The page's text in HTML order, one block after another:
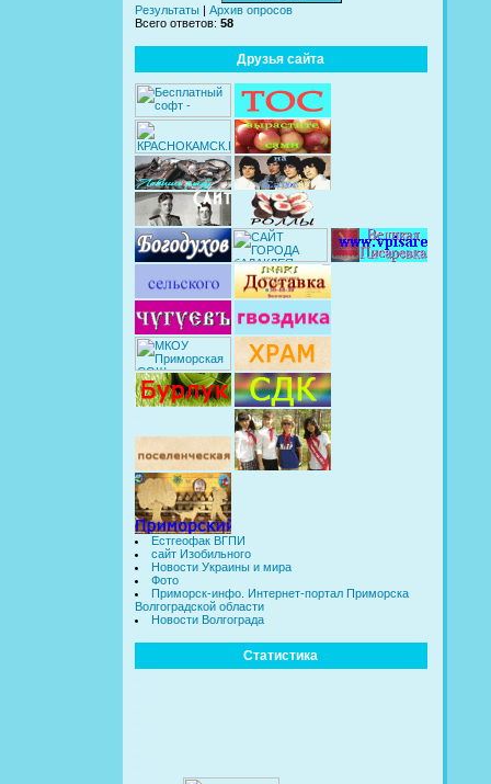
Результаты
Архив опросов
Всего ответов: 58
Друзья сайта
Естгеофак ВГПИ
сайт Изобильного
Новости Украины и мира
Фото
Приморск-инфо. Интернет-портал Приморска
Волгоградской области
Новости Волгограда
Статистика